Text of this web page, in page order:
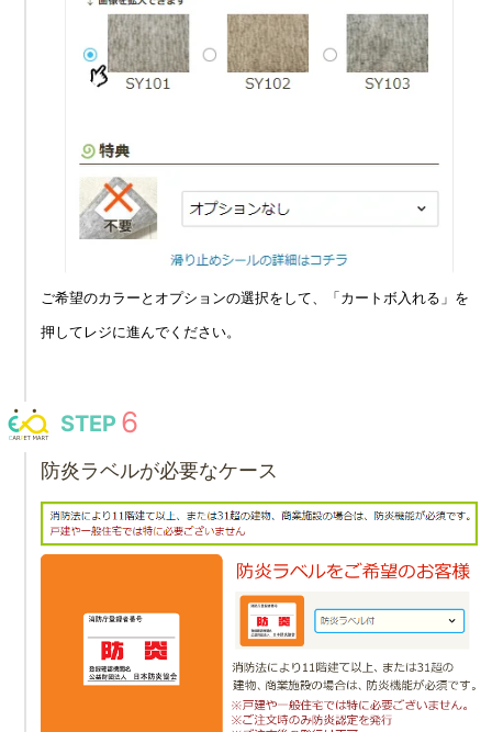
ご希望のカラーとオプションの選択をして、「カートボ入れる」を
押してレジに進んでください。
STEP
防炎ラベルが必要なケース